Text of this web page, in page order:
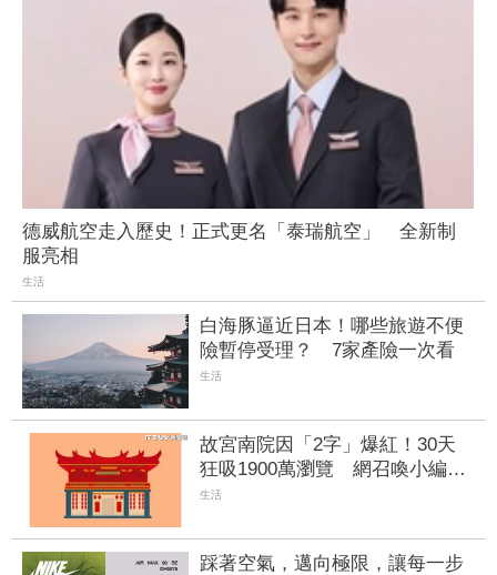
德威航空走入歷史！正式更名「泰瑞航空」 全新制
服亮相
生活
白海豚逼近日本！哪些旅遊不便
險暫停受理？ 7家產險一次看
生活
故宮南院因「2字」爆紅！30天
狂吸1900萬瀏覽 網召喚小編狂
發祭品文
生活
踩著空氣，邁向極限，讓每一步